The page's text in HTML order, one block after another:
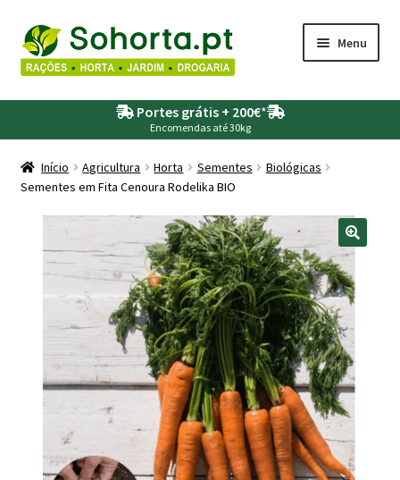
Ir
para
a
navegação
Saltar
para
o
conteúdo
Menu
Agricultura
Drogaria
Depósitos – Fossas
Jardim
Rega
Portes grátis + 200€*
Encomendas até 30kg
Início Agricultura Horta Sementes
Biológicas
Sementes em Fita Cenoura Rodelika BIO